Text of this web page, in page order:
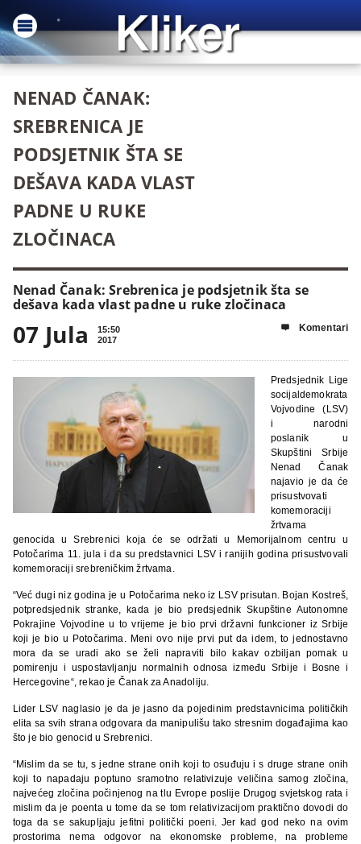
NENAD ČANAK:
SREBRENICA JE
PODSJETNIK ŠTA SE
DEŠAVA KADA VLAST
PADNE U RUKE
ZLOČINACA
Nenad Čanak: Srebrenica je podsjetnik šta se
dešava kada vlast padne u ruke zločinaca
07 Jula
15:50
2017
 Komentari
Predsjednik Lige
socijaldemokrata
Vojvodine (LSV)
i narodni
poslanik u
Skupštini Srbije
Nenad Čanak
najavio je da će
prisustvovati
komemoraciji
žrtvama
genocida u Srebrenici koja će se održati u Memorijalnom centru u
Potočarima 11. jula i da su predstavnici LSV i ranijih godina prisustvovali
komemoraciji srebreničkim žrtvama.
“Već dugi niz godina je u Potočarima neko iz LSV prisutan. Bojan Kostreš,
potpredsjednik stranke, kada je bio predsjednik Skupštine Autonomne
Pokrajine Vojvodine u to vrijeme je bio prvi državni funkcioner iz Srbije
koji je bio u Potočarima. Meni ovo nije prvi put da idem, to jednostavno
mora da se uradi ako se želi napraviti bilo kakav ozbiljan pomak u
pomirenju i uspostavljanju normalnih odnosa između Srbije i Bosne i
Hercegovine“, rekao je Čanak za Anadoliju.
Lider LSV naglasio je da je jasno da pojedinim predstavnicima političkih
elita sa svih strana odgovara da manipulišu tako stresnim događajima kao
što je bio genocid u Srebrenici.
“Mislim da se tu, s jedne strane onih koji to osuđuju i s druge strane onih
koji to napadaju poptuno sramotno relativizuje veličina samog zločina,
najvećeg zločina počinjenog na tlu Evrope poslije Drugog svjetskog rata i
mislim da je poenta u tome da se tom relativizacijom praktično dovodi do
toga da se sakupljaju jefitni politički poeni. Jer kad god neko na ovim
prostorima nema odgovor na ekonomske probleme, na probleme